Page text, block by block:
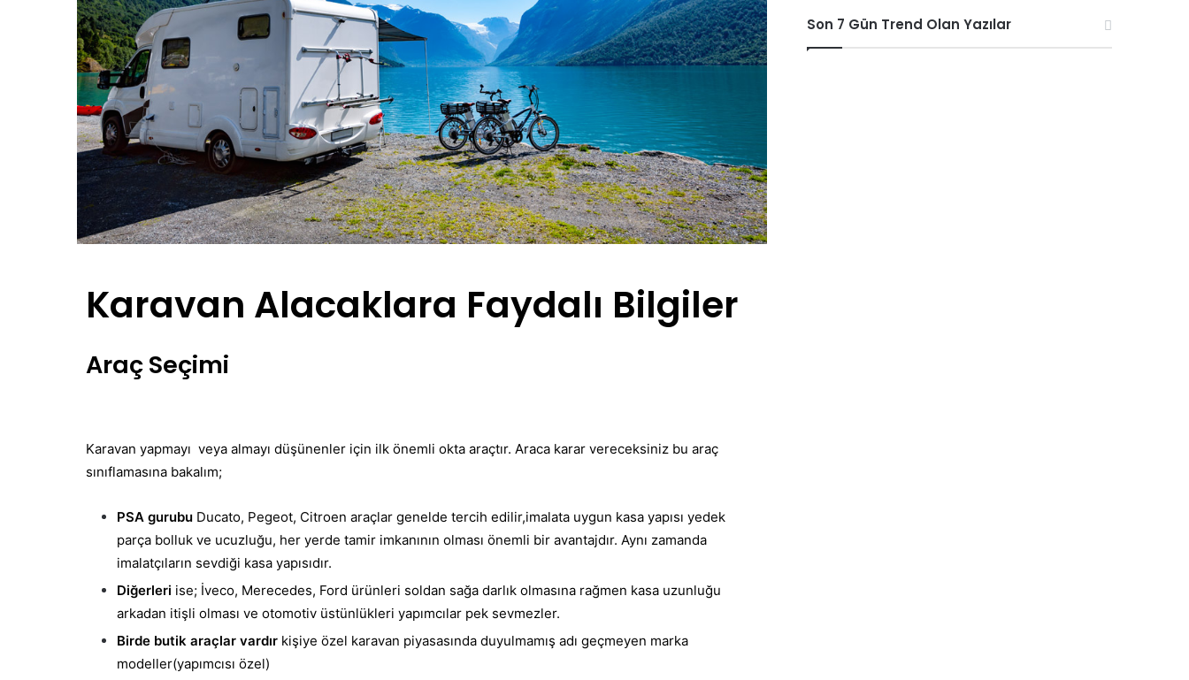
Karavan Alacaklara Faydalı Bilgiler
Araç Seçimi
Karavan yapmayı veya almayı düşünenler için ilk önemli okta araçtır. Araca karar vereceksiniz bu araç
sınıflamasına bakalım;
PSA gurubu Ducato, Pegeot, Citroen araçlar genelde tercih edilir,imalata uygun kasa yapısı yedek
parça bolluk ve ucuzluğu, her yerde tamir imkanının olması önemli bir avantajdır. Aynı zamanda
imalatçıların sevdiği kasa yapısıdır.
Diğerleri ise; İveco, Merecedes, Ford ürünleri soldan sağa darlık olmasına rağmen kasa uzunluğu
arkadan itişli olması ve otomotiv üstünlükleri yapımcılar pek sevmezler.
Birde butik araçlar vardır kişiye özel karavan piyasasında duyulmamış adı geçmeyen marka
modeller(yapımcısı özel)
Son 7 Gün Trend Olan Yazılar